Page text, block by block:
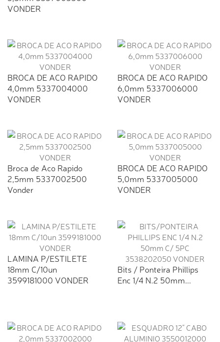
VONDER
BROCA DE ACO RAPIDO
4,0mm 5337004000
VONDER
BROCA DE ACO RAPIDO
6,0mm 5337006000
VONDER
Broca de Aco Rapido
2,5mm 5337002500
Vonder
BROCA DE ACO RAPIDO
5,0mm 5337005000
VONDER
LAMINA P/ESTILETE
18mm C/10un
3599181000 VONDER
Bits / Ponteira Phillips
Enc 1/4 N.2 50mm...